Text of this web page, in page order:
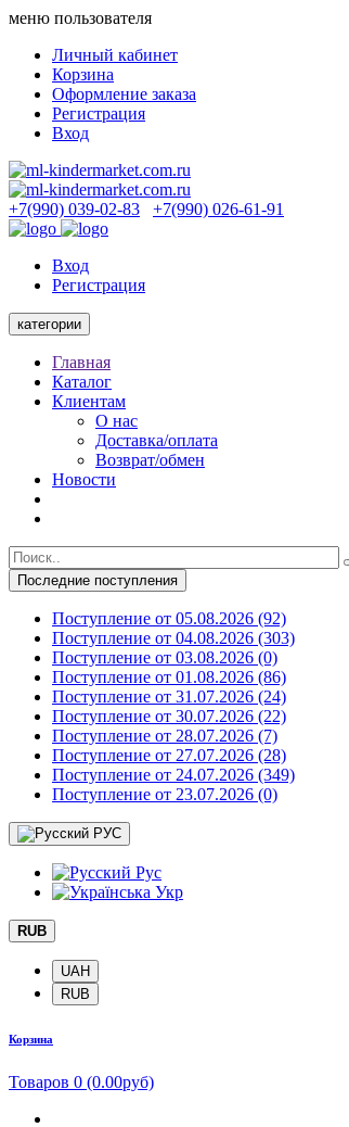
меню пользователя
Личный кабинет
Корзина
Оформление заказа
Регистрация
Вход
+7(990) 039-02-83 +7(990) 026-61-91
Вход
Регистрация
категории
Главная
Каталог
Клиентам
О нас
Доставка/оплата
Возврат/обмен
Новости
Последние поступления
Поступление от 05.08.2026 (92)
Поступление от 04.08.2026 (303)
Поступление от 03.08.2026 (0)
Поступление от 01.08.2026 (86)
Поступление от 31.07.2026 (24)
Поступление от 30.07.2026 (22)
Поступление от 28.07.2026 (7)
Поступление от 27.07.2026 (28)
Поступление от 24.07.2026 (349)
Поступление от 23.07.2026 (0)
РУС
Рус
Укр
RUB
UAH
RUB
Корзина
Товаров 0 (0.00руб)